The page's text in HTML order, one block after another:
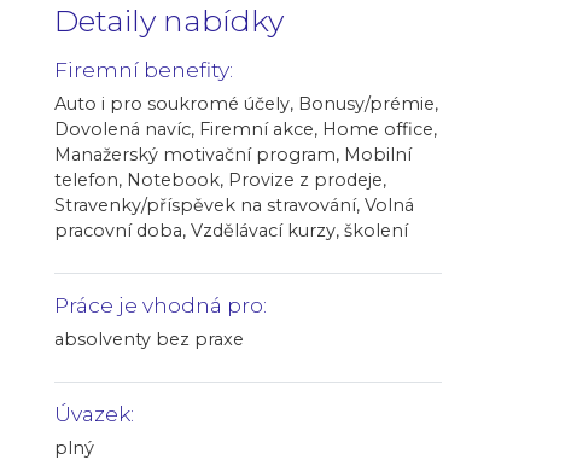
Detaily nabídky
Firemní benefity:
Auto i pro soukromé účely, Bonusy/prémie,
Dovolená navíc, Firemní akce, Home office,
Manažerský motivační program, Mobilní
telefon, Notebook, Provize z prodeje,
Stravenky/příspěvek na stravování, Volná
pracovní doba, Vzdělávací kurzy, školení
Práce je vhodná pro:
absolventy bez praxe
Úvazek:
plný